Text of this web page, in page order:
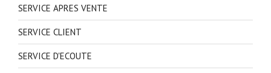
SERVICE APRES VENTE
SERVICE CLIENT
SERVICE D'ECOUTE